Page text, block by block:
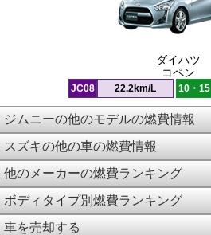
ダイハツ
コペン
JC08 22.2km/L 10・15
ジムニーの他のモデルの燃費情報
スズキの他の車の燃費情報
他のメーカーの燃費ランキング
ボディタイプ別燃費ランキング
車を売却する